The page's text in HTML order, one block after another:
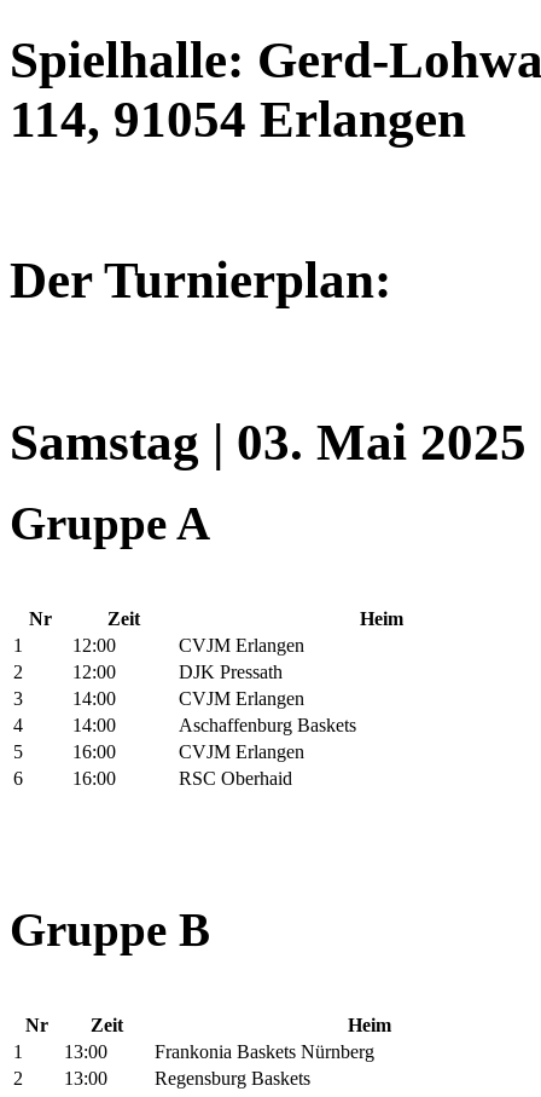
Spielhalle: Gerd-
114, 91054 Erlangen
Der Turnierplan:
Samstag | 03. Mai 2025
Gruppe A
Nr Zeit
Heim
1
12:00
CVJM Erlangen
2
12:00
DJK Pressath
3
14:00
CVJM Erlangen
4
14:00
Aschaffenburg Baskets
5
16:00
CVJM Erlangen
6
16:00 RSC Oberhaid
Gruppe B
Nr Zeit
Heim
1
13:00
Frankonia Baskets Nürnberg
2
13:00
Regensburg Baskets